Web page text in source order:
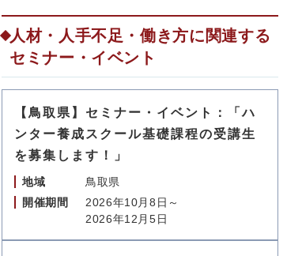
人材・人手不足・働き方に関連する
セミナー・イベント
【鳥取県】セミナー・イベント：「ハ
ンター養成スクール基礎課程の受講生
を募集します！」
地域
鳥取県
開催期間
2026年10月8日～
2026年12月5日